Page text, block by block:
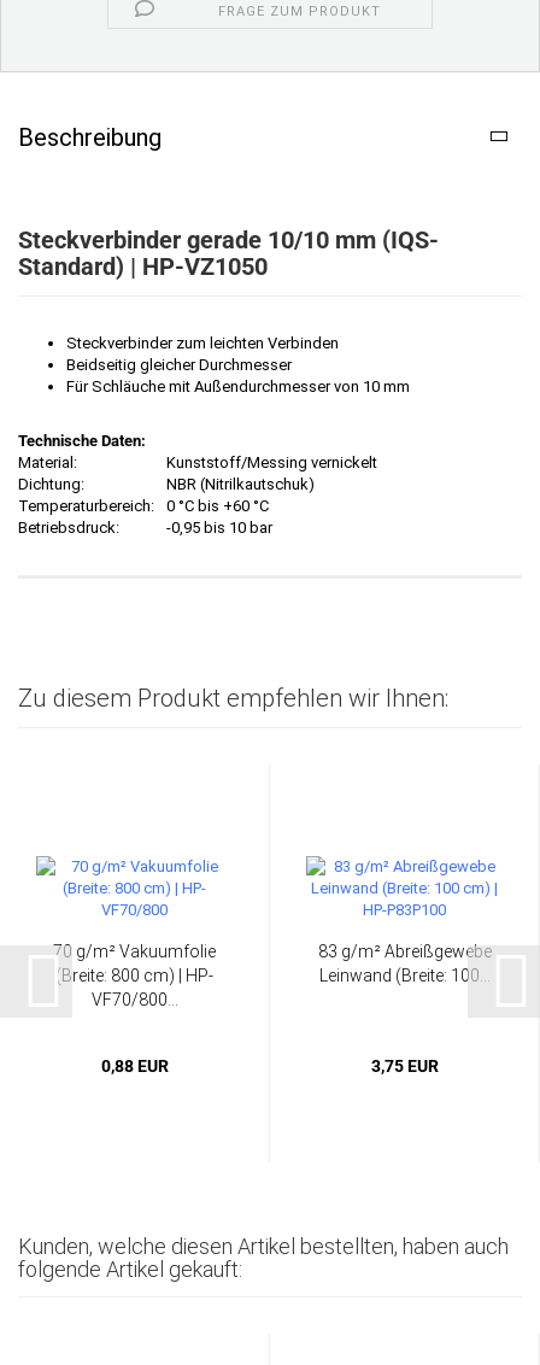
FRAGE ZUM PRODUKT
Beschreibung
Steckverbinder gerade 10/10 mm (IQS-
Standard) | HP-VZ1050
Steckverbinder zum leichten Verbinden
Beidseitig gleicher Durchmesser
Für Schläuche mit Außendurchmesser von 10 mm
Technische Daten:
Material:
Kunststoff/Messing vernickelt
Dichtung:
NBR (Nitrilkautschuk)
Temperaturbereich:
0 °C bis +60 °C
Betriebsdruck:
-0,95 bis 10 bar
Zu diesem Produkt empfehlen wir Ihnen:
70 g/m² Vakuumfolie
(Breite: 800 cm) | HP-
VF70/800...
0,88 EUR
83 g/m² Abreißgewebe
Leinwand (Breite: 100...
3,75 EUR
Kunden, welche diesen Artikel bestellten, haben auch
folgende Artikel gekauft: